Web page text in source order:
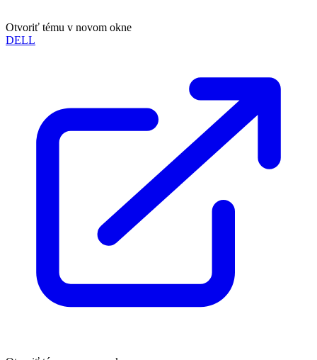
Otvoriť tému v novom okne
DELL